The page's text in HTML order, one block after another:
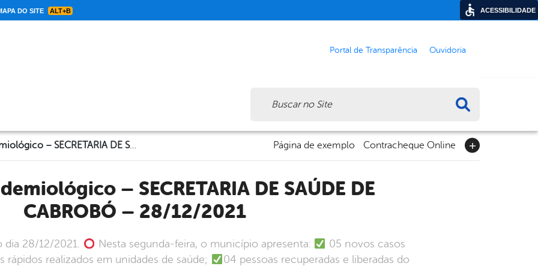
DO SITE ALT+B
Portal de Transparência Ouvidoria
Informe Epidemiológico – SECRETARIA DE SAÚDE DE CABROBÓ – 28/12/2021 Página de exemplo Contracheque Online
CABROBÓ – 28/12/2021
dia 28/12/2021. Nesta segunda-feira, o município apresenta:
05 novos casos
rápidos realizados em unidades de saúde;
04 pessoas recuperadas e liberadas do
ACESSIBILIDADE